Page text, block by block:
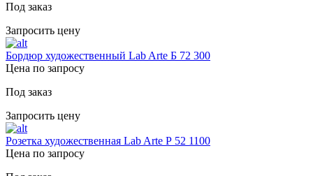
Под заказ
Запросить цену
Бордюр художественный Lab Arte Б 72 300
Цена по запросу
Под заказ
Запросить цену
Розетка художественная Lab Arte Р 52 1100
Цена по запросу